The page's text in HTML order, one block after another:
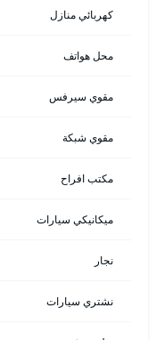
كهربائي منازل
محل هواتف
مقوي سيرفس
مقوي شبكة
مكتب افراح
ميكانيكي سيارات
نجار
نشتري سيارات